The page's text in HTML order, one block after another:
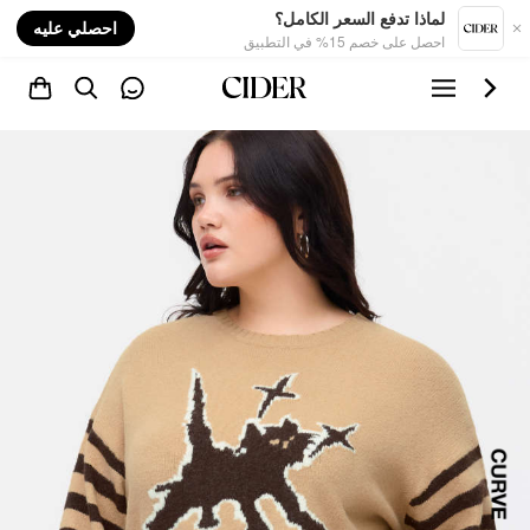
لماذا تدفع السعر الكامل؟
احصل على خصم 15% في التطبيق
احصلي عليه